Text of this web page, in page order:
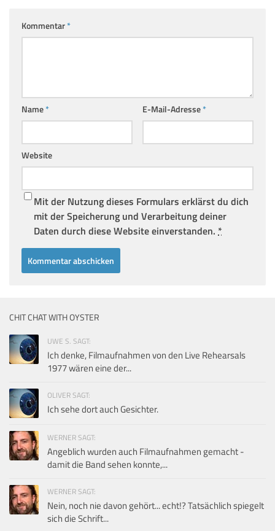
Kommentar*
Name* E-Mail-Adresse*
Website
Mit der Nutzung dieses Formulars erklärst du dich
mit der Speicherung und Verarbeitung deiner
Daten durch diese Website einverstanden. *
CHIT CHAT WITH OYSTER
UWE S. SAGT:
Ich denke, Filmaufnahmen von den Live Rehearsals
1977 wären eine der...
OLIVER SAGT:
Ich sehe dort auch Gesichter.
WERNER SAGT:
Angeblich wurden auch Filmaufnahmen gemacht -
damit die Band sehen konnte,...
WERNER SAGT:
Nein, noch nie davon gehört... echt!? Tatsächlich spiegelt
sich die Schrift...